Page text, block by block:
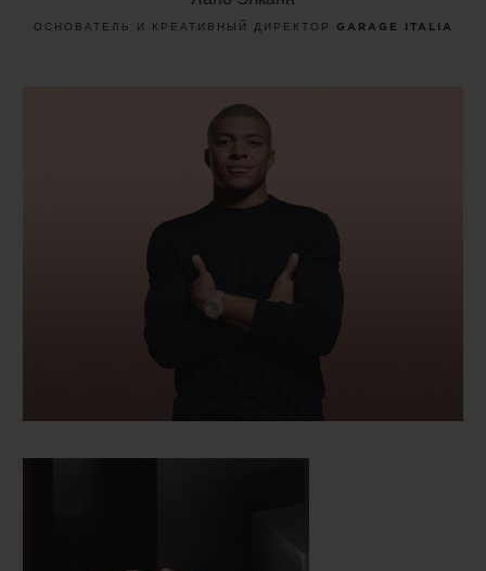
ОСНОВАТЕЛЬ И КРЕАТИВНЫЙ ДИРЕКТОР GARAGE ITALIA